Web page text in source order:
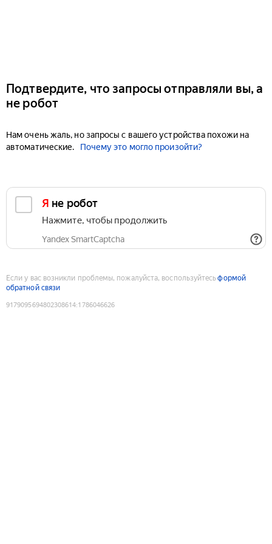
Подтвердите, что запросы отправляли вы, а
не робот
Нам очень жаль, но запросы с вашего устройства похожи на
автоматические.
Почему это могло произойти?
Я не робот
Нажмите, чтобы продолжить
Yandex SmartCaptcha
Если у вас возникли проблемы, пожалуйста, воспользуйтесьформой
обратной связи
9179095694802308614:1786046626